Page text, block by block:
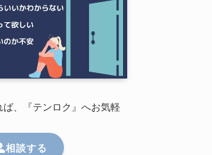
、『テンロク』へお気軽
相談する